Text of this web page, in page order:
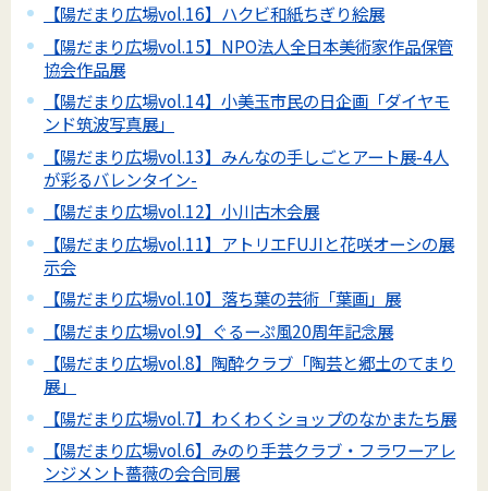
【陽だまり広場vol.16】ハクビ和紙ちぎり絵展
【陽だまり広場vol.15】NPO法人全日本美術家作品保管
協会作品展
【陽だまり広場vol.14】小美玉市民の日企画「ダイヤモ
ンド筑波写真展」
【陽だまり広場vol.13】みんなの手しごとアート展-4人
が彩るバレンタイン-
【陽だまり広場vol.12】小川古木会展
【陽だまり広場vol.11】アトリエFUJIと花咲オーシの展
示会
【陽だまり広場vol.10】落ち葉の芸術「葉画」展
【陽だまり広場vol.9】ぐるーぷ風20周年記念展
【陽だまり広場vol.8】陶酔クラブ「陶芸と郷土のてまり
展」
【陽だまり広場vol.7】わくわくショップのなかまたち展
【陽だまり広場vol.6】みのり手芸クラブ・フラワーアレ
ンジメント薔薇の会合同展